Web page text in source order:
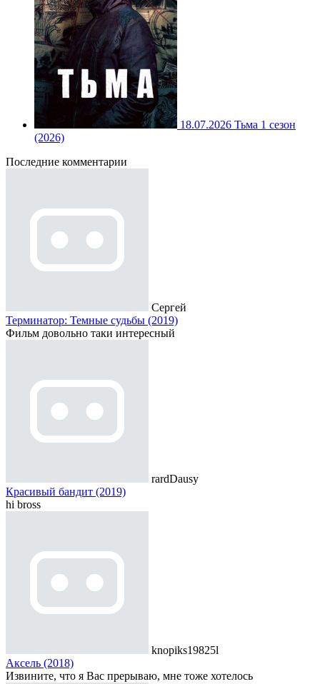
18.07.2026 Тьма 1 сезон
(2026)
Последние комментарии
Сергей
Терминатор: Темные судьбы (2019)
Фильм довольно таки интересный
rardDausy
Красивый бандит (2019)
hi bross
knopiks19825l
Аксель (2018)
Извините, что я Вас прерываю, мне тоже хотелось